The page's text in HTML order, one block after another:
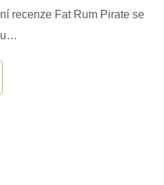
recenze Fat Rum Pirate se